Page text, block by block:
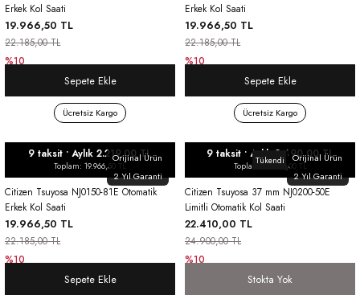
Erkek Kol Saati
19.966,50 TL
22.185,00 TL
%10
Sepete Ekle
Ücretsiz Kargo
Erkek Kol Saati
19.966,50 TL
22.185,00 TL
%10
Sepete Ekle
Ücretsiz Kargo
Orijinal Ürün
2 Yıl Garanti
9 taksit • Aylık 2.219,00 TL
Toplam: 19.966,50 TL
Citizen Tsuyosa NJ0150-81E Otomatik
Erkek Kol Saati
19.966,50 TL
22.185,00 TL
%10
Sepete Ekle
Tükendi
Orijinal Ürün
2 Yıl Garanti
9 taksit • Aylık 2.490,00 TL
Toplam: 22.410,00 TL
Citizen Tsuyosa 37 mm NJ0200-50E
Limitli Otomatik Kol Saati
22.410,00 TL
24.900,00 TL
%10
Stokta Yok